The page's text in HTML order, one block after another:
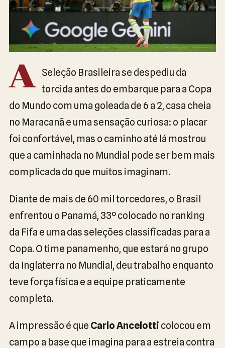
A Seleção Brasileira se despediu da
torcida antes do embarque para a Copa
do Mundo com uma goleada de 6 a 2, casa cheia
no Maracanã e uma sensação curiosa: o placar
foi confortável, mas o caminho até lá mostrou
que a caminhada no Mundial pode ser bem mais
complicada do que muitos imaginam.
Diante de mais de 60 mil torcedores, o Brasil
enfrentou o Panamá, 33º colocado no ranking
da Fifa e uma das seleções classificadas para a
Copa. O time panamenho, que estará no grupo
da Inglaterra no Mundial, deu trabalho enquanto
teve força física e a equipe praticamente
completa.
A impressão é que Carlo Ancelotti colocou em
campo a base que imagina para a estreia contra